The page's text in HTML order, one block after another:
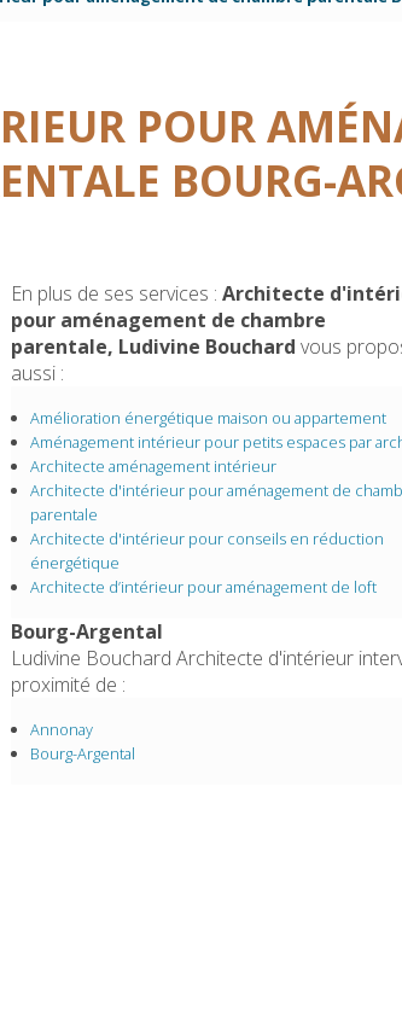
POUR
BOURG-
En plus de ses services : Architecte
pour aménagement de chambre
parentale, Ludivine Bouchard vous
aussi :
Amélioration énergétique maison ou appartement
Aménagement intérieur pour petits espaces par
Architecte aménagement intérieur
Architecte d'intérieur pour aménagement de
parentale
Architecte d'intérieur pour conseils en réduction
énergétique
Architecte d’intérieur pour aménagement de loft
Bourg-Argental
Ludivine Bouchard Architecte d'intérieur
proximité de :
Annonay
Bourg-Argental